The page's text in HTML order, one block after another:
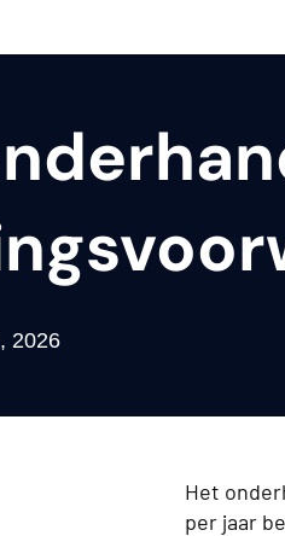
2026
Het
per jaar